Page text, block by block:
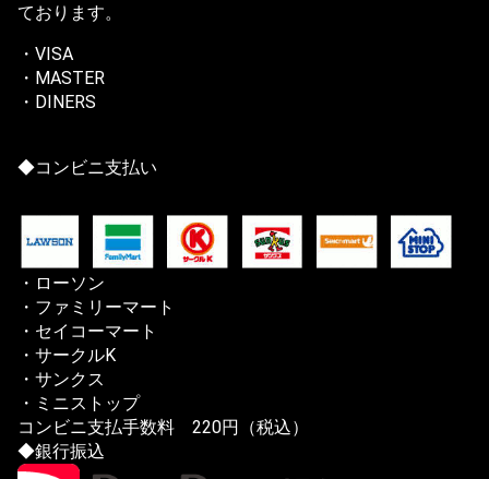
ております。
・VISA
・MASTER
・DINERS
◆コンビニ支払い
・ローソン
・ファミリーマート
・セイコーマート
・サークルK
・サンクス
・ミニストップ
コンビニ支払手数料 220円（税込）
◆銀行振込